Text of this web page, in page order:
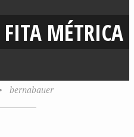
MÉTRICA
bernabauer